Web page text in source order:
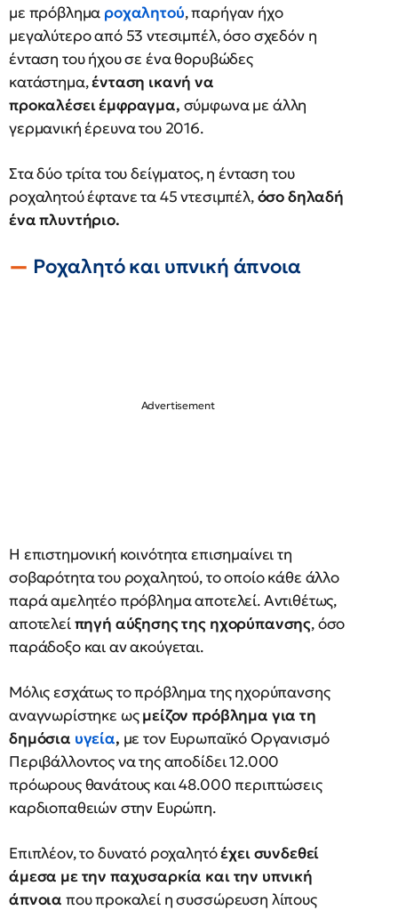
με πρόβλημα ροχαλητού, παρήγαν ήχο
μεγαλύτερο από 53 ντεσιμπέλ, όσο σχεδόν η
ένταση του ήχου σε ένα θορυβώδες
κατάστημα,ένταση ικανή να
προκαλέσει έμφραγμα, σύμφωνα με άλλη
γερμανική έρευνα του 2016.
Στα δύο τρίτα του δείγματος, η ένταση του
ροχαλητού έφτανε τα 45 ντεσιμπέλ,όσο δηλαδή
ένα πλυντήριο.
Ροχαλητό και υπνική άπνοια
Η επιστημονική κοινότητα επισημαίνει τη
σοβαρότητα του ροχαλητού, το οποίο κάθε άλλο
παρά αμελητέο πρόβλημα αποτελεί. Αντιθέτως,
αποτελείπηγή αύξησης της ηχορύπανσης, όσο
παράδοξο και αν ακούγεται.
Μόλις εσχάτως το πρόβλημα της ηχορύπανσης
αναγνωρίστηκε ωςμείζον πρόβλημα για τη
δημόσια υγεία, με τον Ευρωπαϊκό Οργανισμό
Περιβάλλοντος να της αποδίδει 12.000
πρόωρους θανάτους και 48.000 περιπτώσεις
καρδιοπαθειών στην Ευρώπη.
Επιπλέον, το δυνατό ροχαλητόέχει συνδεθεί
άμεσα με την παχυσαρκία και την υπνική
άπνοια που προκαλεί η συσσώρευση λίπους